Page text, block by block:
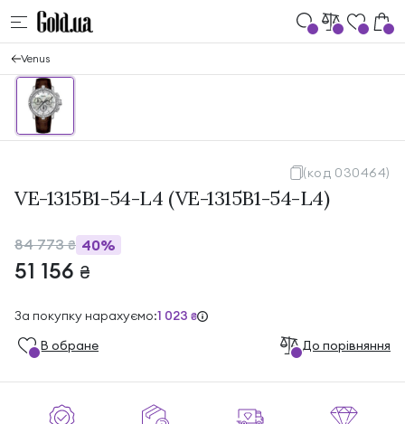
Venus
(код 030464)
VE-1315B1-54-L4 (VE-1315B1-54-L4)
84 773₴ 40%
51 156 ₴
За покупку нарахуємо:1 023 ₴
В обране До порівняння